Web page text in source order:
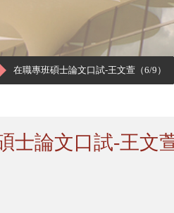
在職專班碩士論文口試-王文萱（6/9）
士論文口試-王文萱